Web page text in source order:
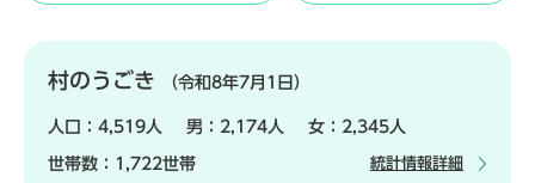
村のうごき （令和8年7月1日）
人口： 4,519人 男： 2,174人 女： 2,345人
世帯数： 1,722世帯 統計情報詳細